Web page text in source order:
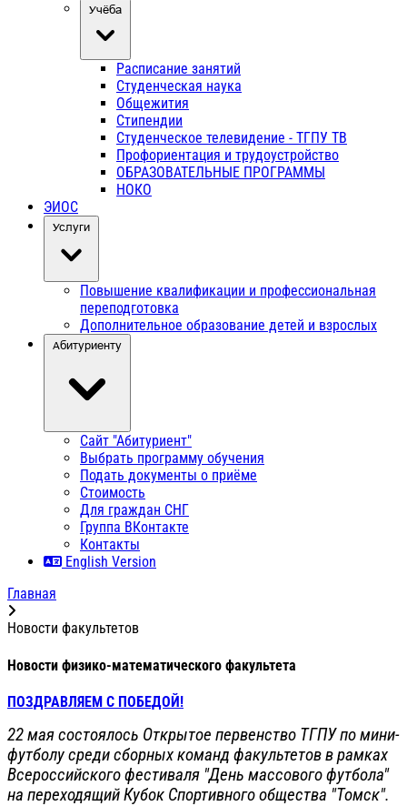
Учёба
Расписание занятий
Студенческая наука
Общежития
Стипендии
Студенческое телевидение - ТГПУ ТВ
Профориентация и трудоустройство
ОБРАЗОВАТЕЛЬНЫЕ ПРОГРАММЫ
НОКО
ЭИОС
Услуги
Повышение квалификации и профессиональная
переподготовка
Дополнительное образование детей и взрослых
Абитуриенту
Сайт "Абитуриент"
Выбрать программу обучения
Подать документы о приёме
Стоимость
Для граждан СНГ
Группа ВКонтакте
Контакты
English Version
Главная
Новости факультетов
Новости физико-математического факультета
ПОЗДРАВЛЯЕМ С ПОБЕДОЙ!
22 мая состоялось Открытое первенство ТГПУ по мини-
футболу среди сборных команд факультетов в рамках
Всероссийского фестиваля "День массового футбола"
на переходящий Кубок Спортивного общества "Томск".